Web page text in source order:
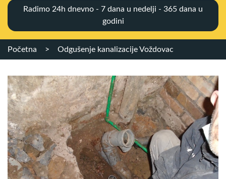
Radimo 24h dnevno - 7 dana u nedelji - 365 dana u
godini
Početna > Odgušenje kanalizacije Voždovac